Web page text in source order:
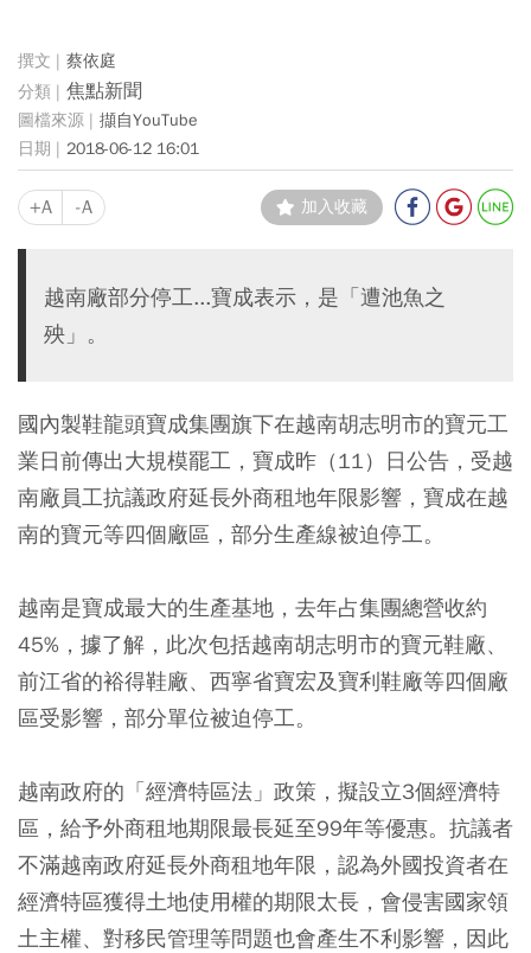
蔡依庭
焦點新聞
擷自YouTube
2018-06-12 16:01
+A -A 加入收藏
越南廠部分停工...寶成表示，是「遭池魚之
殃」。
國內製鞋龍頭寶成集團旗下在越南胡志明市的寶元工
業日前傳出大規模罷工，寶成昨（11）日公告，受越
南廠員工抗議政府延長外商租地年限影響，寶成在越
南的寶元等四個廠區，部分生產線被迫停工。
越南是寶成最大的生產基地，去年占集團總營收約
45%，據了解，此次包括越南胡志明市的寶元鞋廠、
前江省的裕得鞋廠、西寧省寶宏及寶利鞋廠等四個廠
區受影響，部分單位被迫停工。
越南政府的「經濟特區法」政策，擬設立3個經濟特
區，給予外商租地期限最長延至99年等優惠。抗議者
不滿越南政府延長外商租地年限，認為外國投資者在
經濟特區獲得土地使用權的期限太長，會侵害國家領
土主權、對移民管理等問題也會產生不利影響，因此